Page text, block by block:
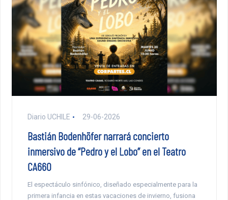
Diario UCHILE 29-06-2026
Bastián Bodenhöfer narrará concierto
inmersivo de “Pedro y el Lobo” en el Teatro
CA660
El espectáculo sinfónico, diseñado especialmente para la
primera infancia en estas vacaciones de invierno, fusiona